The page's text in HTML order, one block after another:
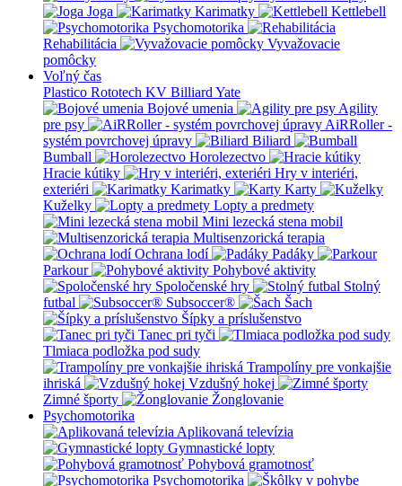
Joga
Karimatky
Kettlebell
Psychomotorika
Rehabilitácia
Vyvažovacie
pomôcky
Voľný čas
Plastico Rototech KV Billiard Yate
Bojové umenia
Agility
pre psy
AiRRoller -
systém povrchovej úpravy
Biliard
Bumball
Horolezectvo
Hracie kútiky
Hry v interiéri,
exteriéri
Karimatky
Karty
Kuželky
Lopty a predmety
Mini lezecká stena mobil
Multisenzorická terapia
Ochrana lodí
Padáky
Parkour
Pohybové aktivity
Spoločenské hry
Stolný
futbal
Subsoccer®
Šach
Šípky a príslušenstvo
Tanec pri tyči
Tlmiaca podložka pod sudy
Trampolíny pre vonkajšie
ihriská
Vzdušný hokej
Zimné športy
Žonglovanie
Psychomotorika
Aplikovaná televízia
Gymnastické lopty
Pohybová gramotnosť
Psychomotorika